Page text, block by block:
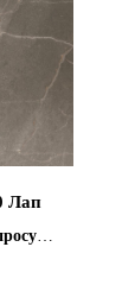
Лап